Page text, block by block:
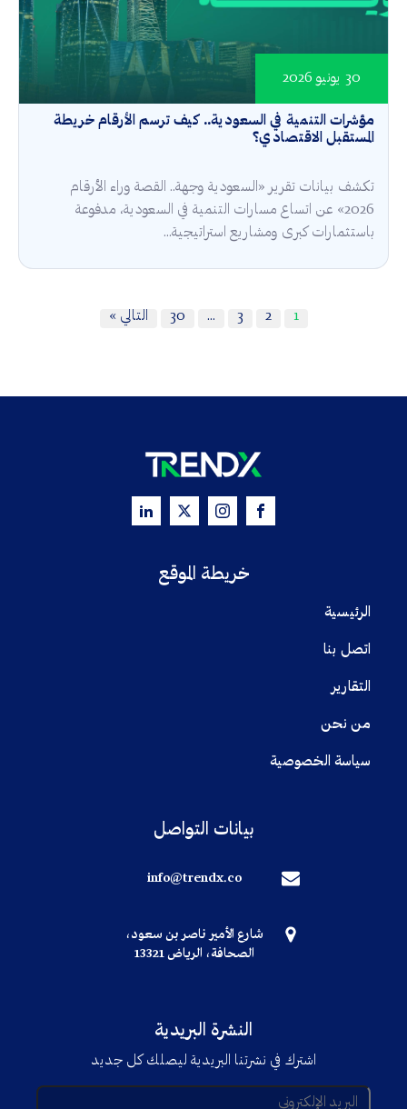
مؤشرات التنمية في السعودية.. كيف ترسم الأرقام خريطة
المستقبل الاقتصادي؟
30 يونيو 2026
تكشف بيانات تقرير «السعودية وجهة.. القصة وراء الأرقام
2026» عن اتساع مسارات التنمية في السعودية، مدفوعة
باستثمارات كبرى ومشاريع استراتيجية...
1
2
3
…
30 التالي »
خريطة الموقع
الرئيسية
اتصل بنا
التقارير
من نحن
سياسة الخصوصية
بيانات التواصل
info@trendx.co
شارع الأمير ناصر بن سعود،
الصحافة، الرياض 13321
النشرة البريدية
اشترك في نشرتنا البريدية ليصلك كل جديد